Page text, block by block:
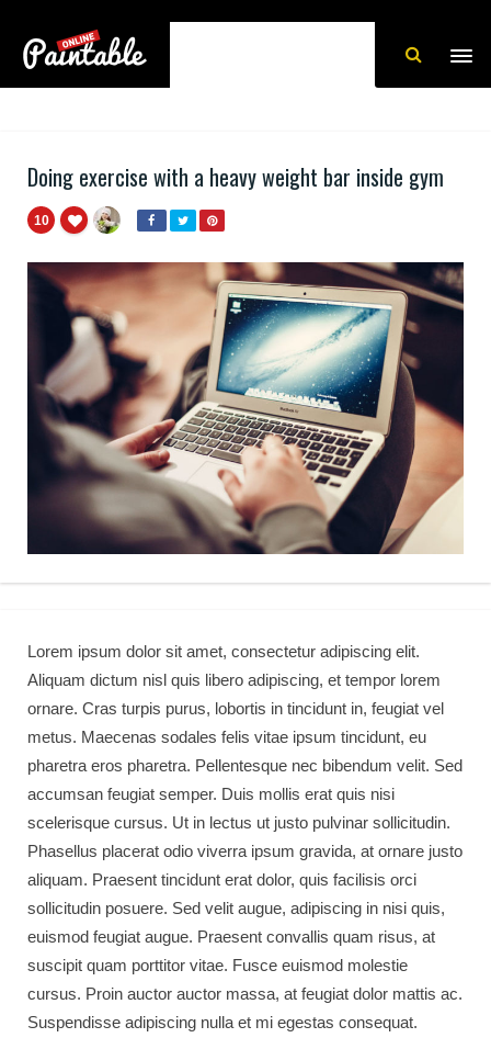
Doing exercise with a heavy weight bar inside gym
10
Lorem ipsum dolor sit amet, consectetur adipiscing elit.
Aliquam dictum nisl quis libero adipiscing, et tempor lorem
ornare. Cras turpis purus, lobortis in tincidunt in, feugiat vel
metus. Maecenas sodales felis vitae ipsum tincidunt, eu
pharetra eros pharetra. Pellentesque nec bibendum velit. Sed
accumsan feugiat semper. Duis mollis erat quis nisi
scelerisque cursus. Ut in lectus ut justo pulvinar sollicitudin.
Phasellus placerat odio viverra ipsum gravida, at ornare justo
aliquam. Praesent tincidunt erat dolor, quis facilisis orci
sollicitudin posuere. Sed velit augue, adipiscing in nisi quis,
euismod feugiat augue. Praesent convallis quam risus, at
suscipit quam porttitor vitae. Fusce euismod molestie
cursus. Proin auctor auctor massa, at feugiat dolor mattis ac.
Suspendisse adipiscing nulla et mi egestas consequat.